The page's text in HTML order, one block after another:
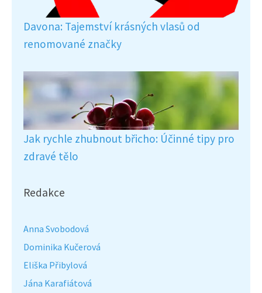
Davona: Tajemství krásných vlasů od
renomované značky
Jak rychle zhubnout břicho: Účinné tipy pro
zdravé tělo
Redakce
Anna Svobodová
Dominika Kučerová
Eliška Přibylová
Jána Karafiátová